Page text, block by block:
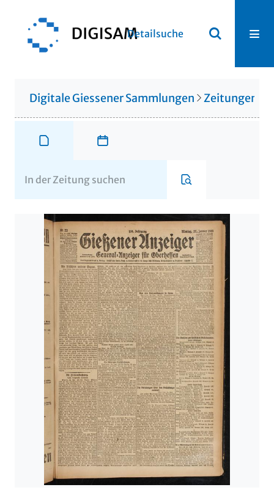
Detailsuche
Digitale Giessener Sammlungen Zeitungen